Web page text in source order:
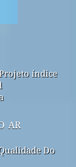
índice
ar
Do